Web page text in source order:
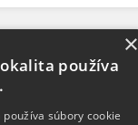
×
používa
súbory cookie